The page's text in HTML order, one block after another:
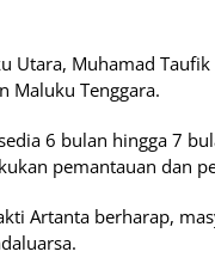
Utara, Muhamad
Maluku Tenggara.
6 bulan hingga 7
pemantauan dan
Artanta berharap,